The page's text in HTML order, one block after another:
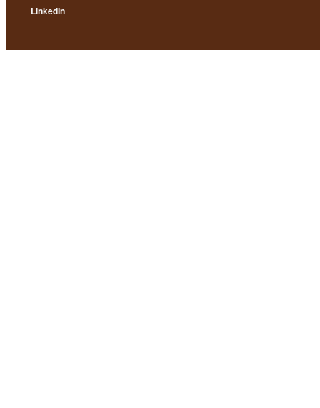
LinkedIn